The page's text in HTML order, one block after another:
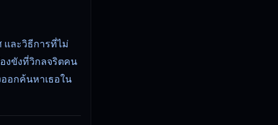
และวิธีการที่ไม่
งขังที่วิกลจริตคน
อกค้นหาเธอใน